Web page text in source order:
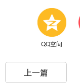
QQ空间
上一篇